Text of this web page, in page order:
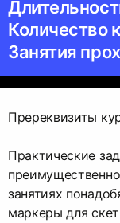
Количество
Занятия
Пререквизиты
Практические
занятиях
маркеры для